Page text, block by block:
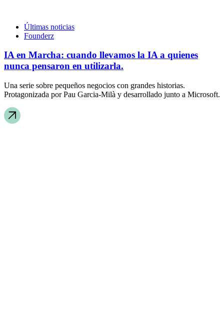
Últimas noticias
Founderz
IA en Marcha: cuando llevamos la IA a quienes
nunca pensaron en utilizarla.
Una serie sobre pequeños negocios con grandes historias.
Protagonizada por Pau Garcia-Milà y desarrollado junto a Microsoft.